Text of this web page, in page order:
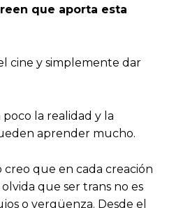
que aporta esta
cine y simplemente dar
la realidad y la
aprender mucho.
creo que en cada creación
que ser trans no es
o vergüenza. Desde el